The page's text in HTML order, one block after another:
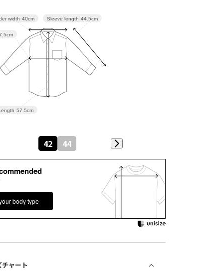
Sleeve length 44.5cm
57.5cm
width 40cm
42 44
body type
ャート